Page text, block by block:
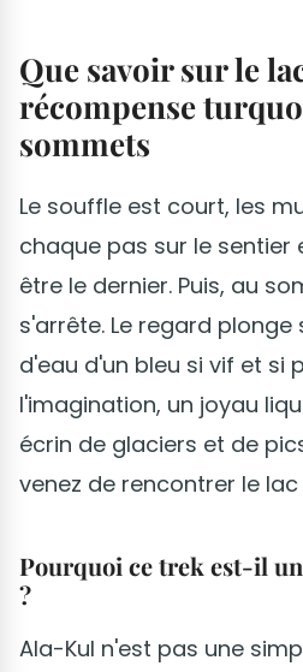
Que savoir sur le
récompense
sommets
Le souffle est court, les
chaque pas sur le sentier
être le dernier. Puis, au
s'arrête. Le regard plonge
d'eau d'un bleu si vif et si
l'imagination, un joyau
écrin de glaciers et de
venez de rencontrer le lac
Pourquoi ce trek est-il
?
Ala-Kul n'est pas une